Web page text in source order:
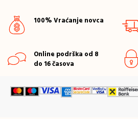
100% Vraćanje novca
Online podrška od 8
do 16 časova